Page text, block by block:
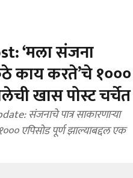
‘मला संजना
काय करते’चे १०००
खास पोस्ट चर्चेत
संजनाचे पात्र साकारणाऱ्या
एपिसोड पूर्ण झाल्याबद्दल एक